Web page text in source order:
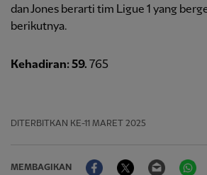
dan Jones berarti tim Ligue 1 yang
berikutnya.
Kehadiran: 59. 765
DITERBITKAN KE-11 MARET 2025
MEMBAGIKAN
FacebookTwitter Email